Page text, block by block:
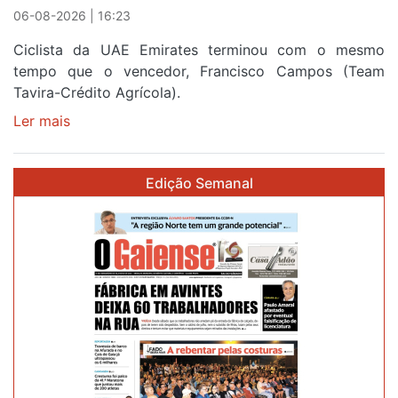
Portugal
06-08-2026 | 16:23
Ciclista da UAE Emirates terminou com o mesmo
tempo que o vencedor, Francisco Campos (Team
Tavira-Crédito Agrícola).
Ler mais
Camisola
Amarela
após
quarto
Edição Semanal